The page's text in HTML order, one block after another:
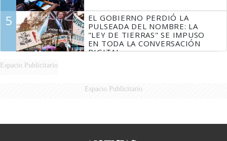
5
EL GOBIERNO PERDIÓ LA
PULSEADA DEL NOMBRE: LA
"LEY DE TIERRAS" SE IMPUSO
EN TODA LA CONVERSACIÓN
DIGITAL
Espacio Publicitario
Espacio Publicitario